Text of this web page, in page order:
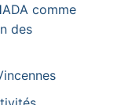
comme
des